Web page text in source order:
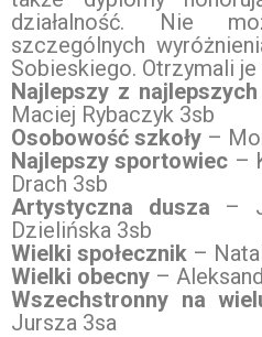
działalność. Nie
szczególnych
Sobieskiego. Otrzymali
Najlepszy z najlepszych
Maciej Rybaczyk 3sb
Osobowość szkoły –
Najlepszy sportowiec –
Drach 3sb
Artystyczna dusza –
Dzielińska 3sb
Wielki społecznik –
Wielki obecny –
Wszechstronny na
Jursza 3sa